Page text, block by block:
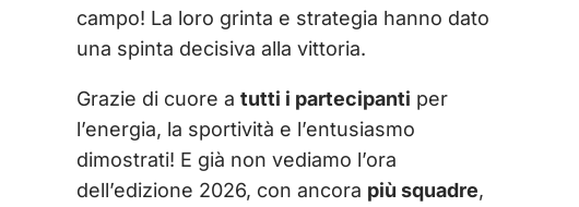
campo! La loro grinta e strategia hanno dato
una spinta decisiva alla vittoria.
Grazie di cuore a tutti i partecipanti per
l’energia, la sportività e l’entusiasmo
dimostrati! E già non vediamo l’ora
dell’edizione 2026, con ancora più squadre,